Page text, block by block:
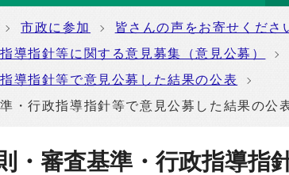
市政に参加 皆さんの声をお寄せくださ
導指針等に関する意見募集（意見公募）
導指針等で意見公募した結果の公表
・行政指導指針等で意見公募した結果の公
審査基準・行政指導指